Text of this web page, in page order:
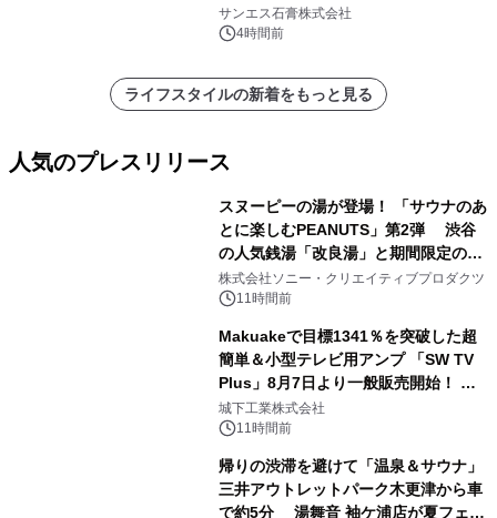
れました。
サンエス石膏株式会社
4時間前
ライフスタイルの新着をもっと見る
人気のプレスリリース
スヌーピーの湯が登場！ 「サウナのあ
とに楽しむPEANUTS」第2弾 渋谷
の人気銭湯「改良湯」と期間限定のコ
ラボレーション サウナイキタイコラ
ボグッズも発売決定！
株式会社ソニー・クリエイティブプロダクツ
11時間前
Makuakeで目標1341％を突破した超
簡単＆小型テレビ用アンプ 「SW TV
Plus」8月7日より一般販売開始！ ケ
ーブル1本つなぐだけ、テレビの音が
ぐっと豊かに
城下工業株式会社
11時間前
帰りの渋滞を避けて「温泉＆サウナ」
三井アウトレットパーク木更津から車
で約5分 湯舞音 袖ケ浦店が夏フェア